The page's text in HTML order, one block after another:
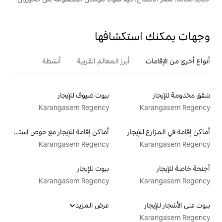
أبرز المعالم القريبة أنشطة
بيوت ضيوف للإيجار
Karangasem Regency
أماكن إقامة للإيجار مع حوض استحمام ساخن
Karangasem Regency
بيوت للإيجار
Karangasem Regency
عرض المزيد